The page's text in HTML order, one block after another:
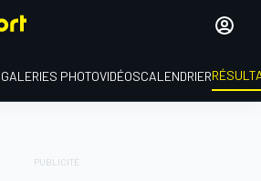
GALERIES PHOTOVIDÉOSCALENDRIER